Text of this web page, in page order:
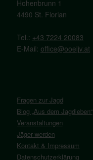
Hohenbrunn 1
4490 St. Florian
Tel.: +43 7224 20083
E-Mail: office@ooeljv.at
Fragen zur Jagd
Blog „Aus dem Jagdleben“
Veranstaltungen
Jäger werden
Kontakt & Impressum
Datenschutzerklärung